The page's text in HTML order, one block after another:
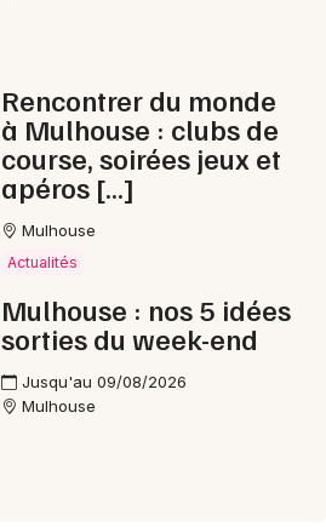
Rencontrer du monde
à Mulhouse : clubs de
course, soirées jeux et
apéros […]
Mulhouse
Actualités
Mulhouse : nos 5 idées
sorties du week-end
Jusqu'au 09/08/2026
Mulhouse